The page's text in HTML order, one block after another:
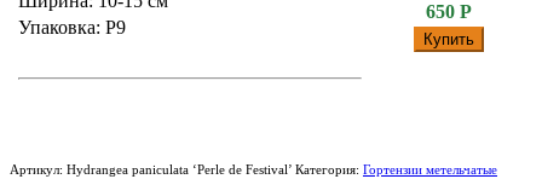
Упаковка: P9
650 Р
Купить
Артикул: Hydrangea paniculata ‘Perle de Festival’ Категория: Гортензии метельчатые